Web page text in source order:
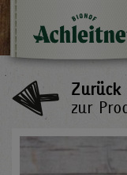
Zurück
zur